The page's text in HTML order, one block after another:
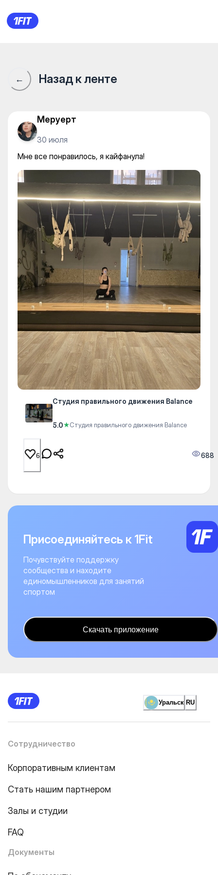
Студия правильного
← Назад к ленте
Меруерт
30 июля
Мне все понравилось, я кайфанула!
Студия правильного движения Balance
5.0★Студия правильного движения Balance
6 688
Присоединяйтесь к 1Fit
Почувствуйте поддержку
сообщества и находите
единомышленников для занятий
спортом
Скачать приложение
Уральск RU
Сотрудничество
Корпоративным клиентам
Стать нашим партнером
Залы и студии
FAQ
Документы